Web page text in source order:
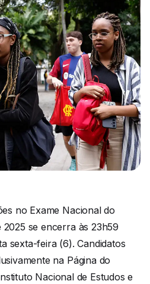
no Exame Nacional do
2025 se encerra às 23h59
sexta-feira (6). Candidatos
na Página do
Nacional de Estudos e